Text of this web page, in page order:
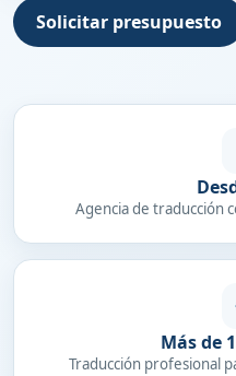
Solicitar presupuesto
Agencia de traducción
Más de
Traducción profesional